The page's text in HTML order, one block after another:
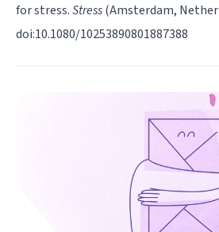
for stress.Stress(Amsterdam,
doi:10.1080/10253890801887388